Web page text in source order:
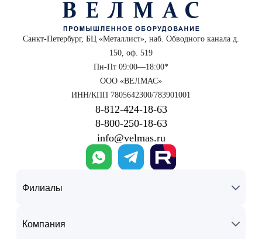
Санкт-Петербург, БЦ «Металлист», наб. Обводного канала д.
150, оф. 519
Пн-Пт 09:00—18:00*
ООО «ВЕЛМАС»
ИНН/КПП 7805642300/783901001
8‑812‑424‑18‑63
8‑800‑250‑18‑63
info@velmas.ru
Филиалы
Компания